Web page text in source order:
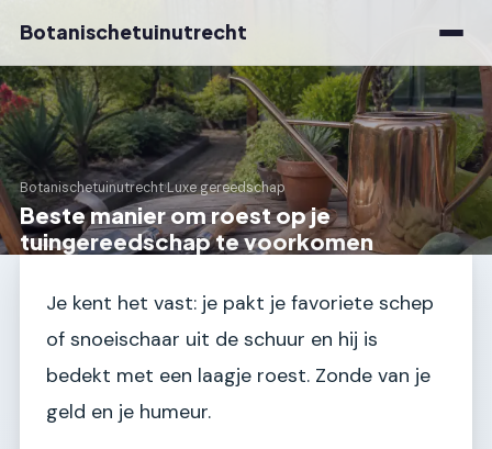
Botanischetuinutrecht
Botanischetuinutrecht›Luxe gereedschap
Beste manier om roest op je
tuingereedschap te voorkomen
Je kent het vast: je pakt je favoriete schep
of snoeischaar uit de schuur en hij is
bedekt met een laagje roest. Zonde van je
geld en je humeur.